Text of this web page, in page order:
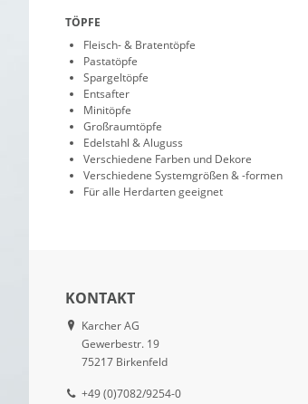
TÖPFE
Fleisch- & Bratentöpfe
Pastatöpfe
Spargeltöpfe
Entsafter
Minitöpfe
Großraumtöpfe
Edelstahl & Aluguss
Verschiedene Farben und Dekore
Verschiedene Systemgrößen & -formen
Für alle Herdarten geeignet
KONTAKT
Karcher AG
Gewerbestr. 19
75217 Birkenfeld
+49 (0)7082/9254-0